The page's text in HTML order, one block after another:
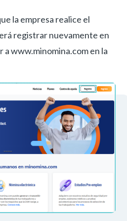
la empresa realice el
registrar nuevamente en
a www.minomina.com en la